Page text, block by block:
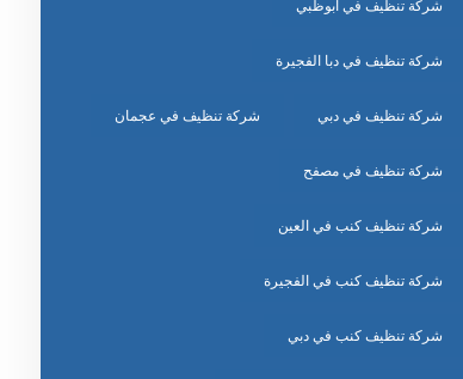
شركة تنظيف في ابوظبي
شركة تنظيف في دبا الفجيرة
شركة تنظيف في دبي شركة تنظيف في عجمان
شركة تنظيف في مصفح
شركة تنظيف كنب في العين
شركة تنظيف كنب في الفجيرة
شركة تنظيف كنب في دبي